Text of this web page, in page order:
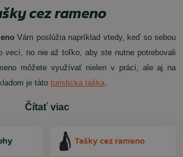
cez rameno
Vám poslúžia napríklad vtedy, keď so sebou
vecí, no nie až toľko, aby ste nutne potrebovali
môžete využívať nielen v práci, ale aj na
je táto turistická taška.
Čítať viac
Tašky cez rameno